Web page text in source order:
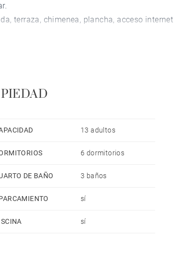
terraza, chimenea, plancha, acceso internet
13 adultos
6 dormitorios
DE BAÑO 3 baños
sí
sí